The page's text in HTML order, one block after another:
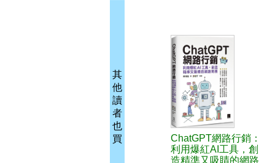
其
他
讀
者
也
買
ChatGPT網路行銷：
利用爆紅AI工具，創
造精準又吸睛的網路